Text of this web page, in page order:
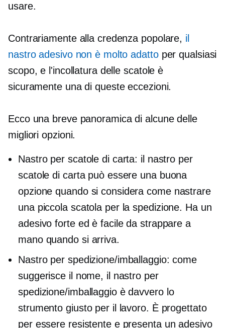
usare.
Contrariamente alla credenza popolare, il
nastro adesivo non è molto adattoper qualsiasi
scopo, e l'incollatura delle scatole è
sicuramente una di queste eccezioni.
Ecco una breve panoramica di alcune delle
migliori opzioni.
Nastro per scatole di carta: il nastro per
scatole di carta può essere una buona
opzione quando si considera come nastrare
una piccola scatola per la spedizione. Ha un
adesivo forte ed è facile da strappare a
mano quando si arriva.
Nastro per spedizione/imballaggio: come
suggerisce il nome, il nastro per
spedizione/imballaggio è davvero lo
strumento giusto per il lavoro. È progettato
per essere resistente e presenta un adesivo